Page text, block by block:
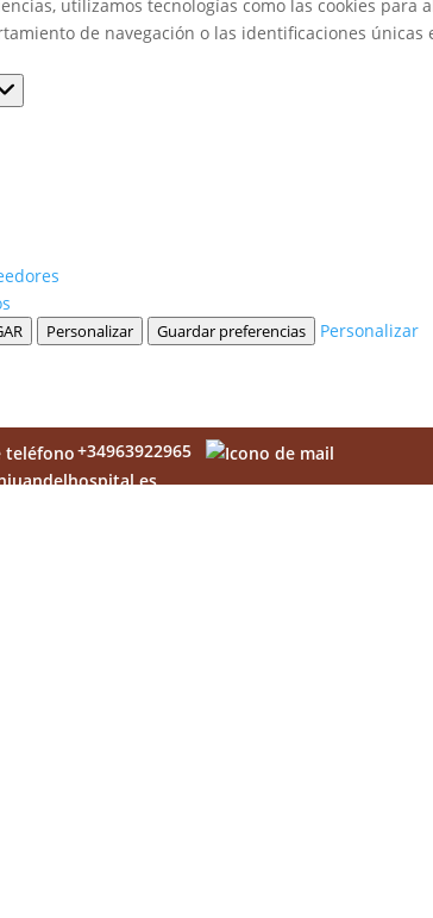
utilizamos tecnologías como las cookies
de navegación o las identificaciones
Personalizar Guardar preferencias
Personalizar
+34963922965